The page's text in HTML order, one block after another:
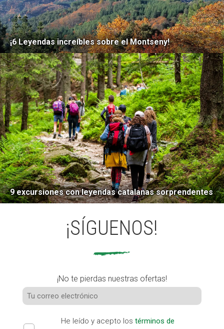
¡6 Leyendas increíbles sobre el Montseny!
9 excursiones con leyendas catalanas sorprendentes
¡SÍGUENOS!
¡No te pierdas nuestras ofertas!
He leído y acepto lostérminos de